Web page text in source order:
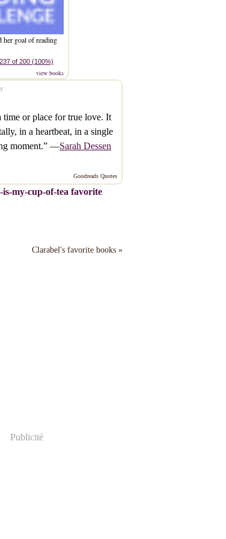
her goal of reading
237 of 200 (100%)
view books
time or place for true love. It
in a heartbeat, in a single
moment.” —Sarah Dessen
Goodreads Quotes
my-cup-of-tea favorite
Clarabel's favorite books »
Publicité